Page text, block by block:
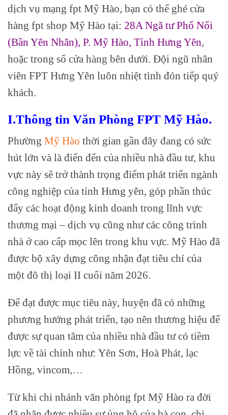
dịch vụ mạng fpt Mỹ Hào, bạn có thể ghé cửa
hàng fpt shop Mỹ Hào tại: 28A Ngã tư Phố Nối
(Bần Yên Nhân), P. Mỹ Hào, Tỉnh Hưng Yên,
hoặc trong số cửa hàng bên dưới. Đội ngũ nhân
viên FPT Hưng Yên luôn nhiệt tình đón tiếp quý
khách.
I.Thông tin Văn Phòng FPT Mỹ Hào.
Phường Mỹ Hào thời gian gần đây đang có sức
hút lớn và là điển đến của nhiều nhà đầu tư, khu
vực này sẽ trở thành trọng điểm phát triển ngành
công nghiệp của tỉnh Hưng yên, góp phần thúc
đẩy các hoạt động kinh doanh trong lĩnh vực
thương mại – dịch vụ cũng như các công trình
nhà ở cao cấp mọc lên trong khu vực. Mỹ Hào đã
được bộ xây dựng công nhận đạt tiêu chí của
một đô thị loại II cuối năm 2026.
Để đạt được mục tiêu này, huyện đã có những
phương hướng phát triển, tạo nên thương hiệu để
được sự quan tâm của nhiều nhà đầu tư có tiềm
lực về tài chính như: Yên Sơn, Hoà Phát, lạc
Hồng, vincom,…
Từ khi chi nhánh văn phòng fpt Mỹ Hào ra đời